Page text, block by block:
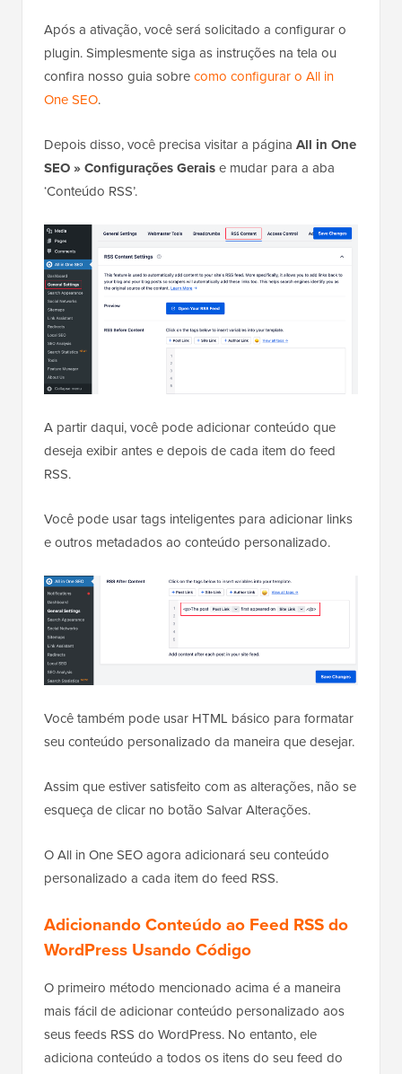
Após a ativação, você será solicitado a configurar o
plugin. Simplesmente siga as instruções na tela ou
confira nosso guia sobrecomo configurar o All in
One SEO.
Depois disso, você precisa visitar a página All in One
SEO » Configurações Geraise mudar para a aba
‘Conteúdo RSS’.
A partir daqui, você pode adicionar conteúdo que
deseja exibir antes e depois de cada item do feed
RSS.
Você pode usar tags inteligentes para adicionar links
e outros metadados ao conteúdo personalizado.
Você também pode usar HTML básico para formatar
seu conteúdo personalizado da maneira que desejar.
Assim que estiver satisfeito com as alterações, não se
esqueça de clicar no botão Salvar Alterações.
O All in One SEO agora adicionará seu conteúdo
personalizado a cada item do feed RSS.
Adicionando Conteúdo ao Feed RSS do
WordPress Usando Código
O primeiro método mencionado acima é a maneira
mais fácil de adicionar conteúdo personalizado aos
seus feeds RSS do WordPress. No entanto, ele
adiciona conteúdo a todos os itens do seu feed do